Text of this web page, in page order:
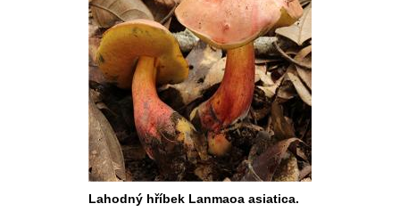
Lahodný hříbek Lanmaoa asiatica.